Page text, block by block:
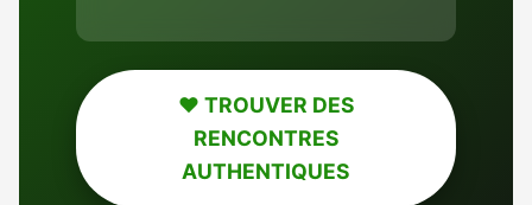
❤️ TROUVER DES
RENCONTRES
AUTHENTIQUES